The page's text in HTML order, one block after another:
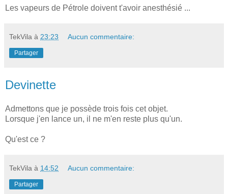
Les vapeurs de Pétrole doivent t'avoir anesthésié ...
TekVila à 23:23 Aucun commentaire:
Partager
Devinette
Admettons que je possède trois fois cet objet.
Lorsque j'en lance un, il ne m'en reste plus qu'un.
Qu'est ce ?
TekVila à 14:52 Aucun commentaire:
Partager